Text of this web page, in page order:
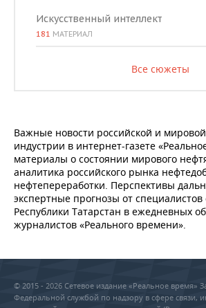
Искусственный интеллект
181 МАТЕРИАЛ
Все сюжеты
Важные новости российской и
индустрии в интернет-газете
материалы о состоянии мирового
аналитика российского рынка
нефтепереработки. Перспективы
экспертные прогнозы от специалистов
Республики Татарстан в ежедневных
журналистов «Реального времени».
© 2015 - 2026 Сетевое издание «Реальное время»
Федеральной службой по надзору в сфере связи,